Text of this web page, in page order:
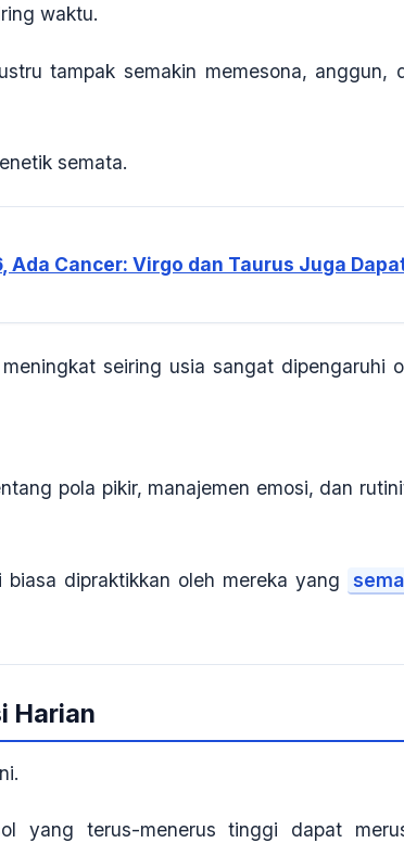
waktu.
tampak semakin memesona, anggun,
semata.
Cancer: Virgo dan Taurus Juga
seiring usia sangat dipengaruhi
pola pikir, manajemen emosi, dan
dipraktikkan oleh mereka yang
Harian
yang terus-menerus tinggi dapat